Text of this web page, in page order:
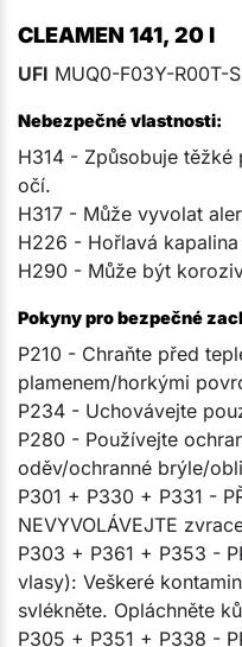
CLEAMEN 141, 20 l
UFI MUQ0-F03Y-R00T-
Nebezpečné vlastnosti:
H314 - Způsobuje
očí.
H317 - Může vyvolat
H226 - Hořlavá
H290 - Může být
Pokyny pro bezpečné
P210 - Chraňte před
plamenem/horkými
P234 - Uchovávejte
P280 - Používejte
oděv/ochranné brýle/
P301 + P330 + P331 -
NEVYVOLÁVEJTE
P303 + P361 + P353 -
vlasy): Veškeré
svlékněte. Opláchněte
P305 + P351 + P338 -